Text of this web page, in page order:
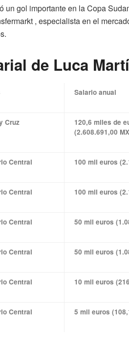
un gol importante en la Copa
, especialista en el
de Luca
Salario anual
Cruz
120,6 miles de
(2.608.691,00
Central 100 mil euros
Central 100 mil euros
Central 50 mil euros
Central 50 mil euros
Central 10 mil euros
Central 5 mil euros